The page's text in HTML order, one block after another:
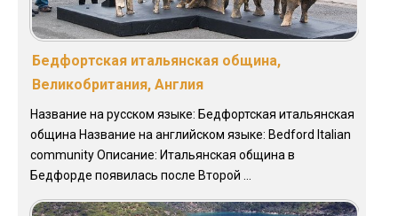
Бедфортская итальянская община,
Великобритания, Англия
Название на русском языке: Бедфортская итальянская
община Название на английском языке: Bedford Italian
community Описание: Итальянская община в
Бедфорде появилась после Второй ...